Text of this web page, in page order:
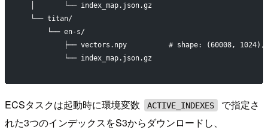
  │       └── index_map.json.gz
  └── titan/
      └── en-s/
├── vectors.npy          # shape: (60008, 1024),
          └── index_map.json.gz
ECSタスクは起動時に環境変数 ACTIVE_INDEXES
で指定さ
れた3つのインデックスをS3からダウンロードし、